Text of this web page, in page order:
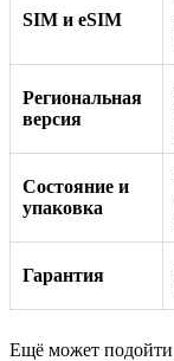
SIM и eSIM
Региональная
версия
Состояние и
упаковка
Гарантия
Ещё может подойти